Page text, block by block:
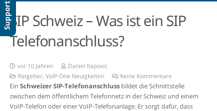
SIP Schweiz – Was ist ein SIP
Telefonanschluss?
vor 10 Jahren
Daniel Kapovic
Ratgeber,VoIP-One Neuigkeiten Keine Kommentare
Ein SchweizerSIP-Telefonanschlussbildet die Schnittstelle
zwischen dem öffentlichem Telefonnetz in der Schweiz und einem
VoIP-Telefon oder einer VoIP-Telefonanlage. Er sorgtdafür, dass
Support